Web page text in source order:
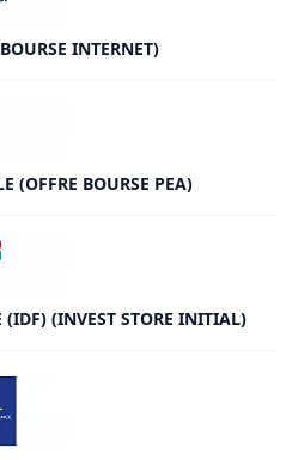
INTERNET)
(OFFRE BOURSE PEA)
(IDF) (INVEST STORE INITIAL)